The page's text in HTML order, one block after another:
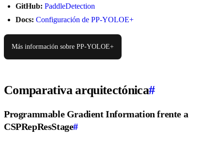
GitHub: PaddleDetection
Docs: Configuración de PP-YOLOE+
Más información sobre PP-YOLOE+
Comparativa arquitectónica#
Programmable Gradient Information frente a
CSPRepResStage#